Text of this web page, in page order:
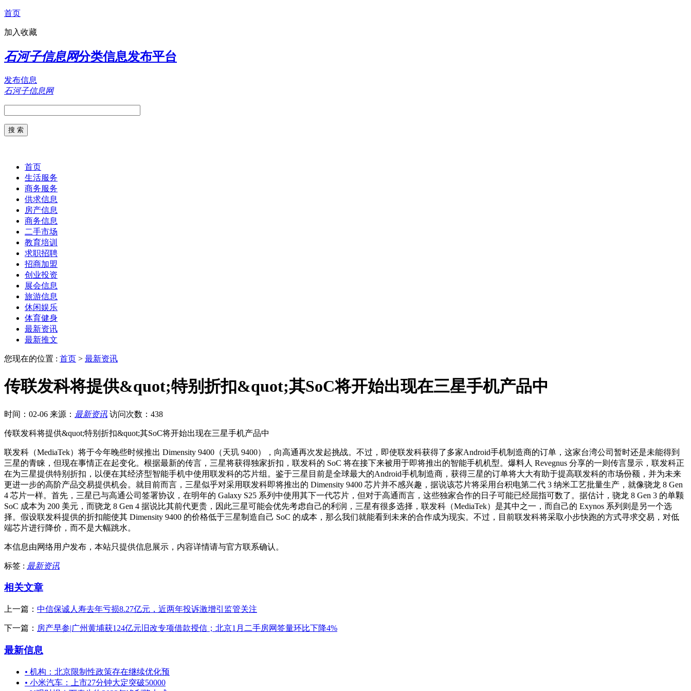
首页
加入收藏
石河子信息网分类信息发布平台
发布信息
石河子信息网
首页
生活服务
商务服务
供求信息
房产信息
商务信息
二手市场
教育培训
求职招聘
招商加盟
创业投资
展会信息
旅游信息
休闲娱乐
体育健身
最新资讯
最新推文
您现在的位置 : 首页 > 最新资讯
传联发科将提供&quot;特别折扣&quot;其SoC将开始出现在三星手机产品中
时间：02-06 来源： 最新资讯 访问次数：438
传联发科将提供&quot;特别折扣&quot;其SoC将开始出现在三星手机产品中
联发科（MediaTek）将于今年晚些时候推出 Dimensity 9400（天玑 9400），向高通再次发起挑战。不过，即使联发科获得了多家Android手机制造商的订单，这家台湾公司暂时还是未能得到
三星的青睐，但现在事情正在起变化。根据最新的传言，三星将获得独家折扣，联发科的 SoC 将在接下来被用于即将推出的智能手机机型。爆料人 Revegnus 分享的一则传言显示，联发科正
在为三星提供特别折扣，以便在其经济型智能手机中使用联发科的芯片组。鉴于三星目前是全球最大的Android手机制造商，获得三星的订单将大大有助于提高联发科的市场份额，并为未来
更进一步的高阶产品交易提供机会。就目前而言，三星似乎对采用联发科即将推出的 Dimensity 9400 芯片并不感兴趣，据说该芯片将采用台积电第二代 3 纳米工艺批量生产，就像骁龙 8 Gen
4 芯片一样。首先，三星已与高通公司签署协议，在明年的 Galaxy S25 系列中使用其下一代芯片，但对于高通而言，这些独家合作的日子可能已经屈指可数了。据估计，骁龙 8 Gen 3 的单颗
SoC 成本为 200 美元，而骁龙 8 Gen 4 据说比其前代更贵，因此三星可能会优先考虑自己的利润，三星有很多选择，联发科（MediaTek）是其中之一，而自己的 Exynos 系列则是另一个选
择。假设联发科提供的折扣能使其 Dimensity 9400 的价格低于三星制造自己 SoC 的成本，那么我们就能看到未来的合作成为现实。不过，目前联发科将采取小步快跑的方式寻求交易，对低
端芯片进行降价，而不是大幅跳水。
本信息由网络用户发布， 本站只提供信息展示，内容详情请与官方联系确认。
标签 : 最新资讯
相关文章
上一篇： 中信保诚人寿去年亏损8.27亿元，近两年投诉激增引监管关注
下一篇： 房产早参|广州黄埔获124亿元旧改专项借款授信；北京1月二手房网签量环比下降4%
最新信息
• 机构：北京限制性政策存在继续优化预
• 小米汽车：上市27分钟大定突破50000